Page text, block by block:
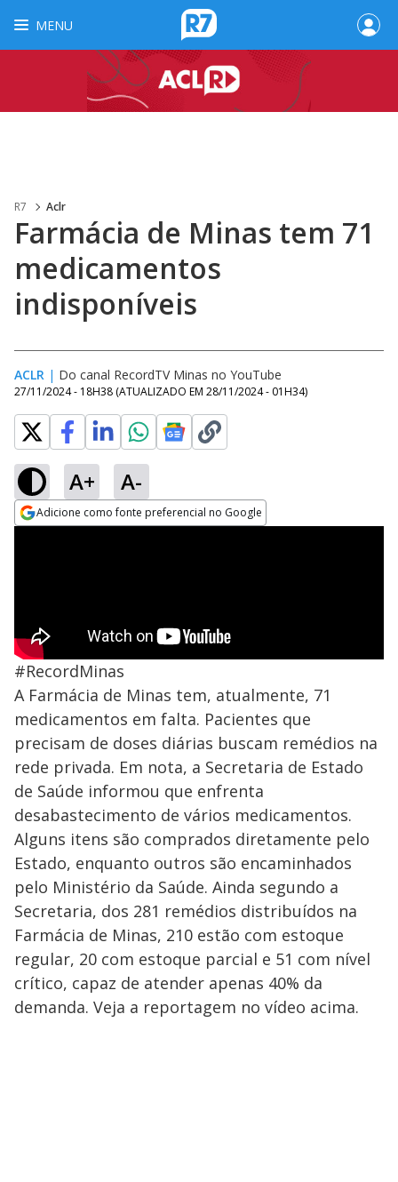
MENU
R7 Aclr
Farmácia de Minas tem 71
medicamentos
indisponíveis
ACLR | Do canal RecordTV Minas no YouTube
27/11/2024 - 18H38 (ATUALIZADO EM 28/11/2024 - 01H34)
A+ A-
Adicione como fonte preferencial no Google
#RecordMinas
A Farmácia de Minas tem, atualmente, 71
medicamentos em falta. Pacientes que
precisam de doses diárias buscam remédios na
rede privada. Em nota, a Secretaria de Estado
de Saúde informou que enfrenta
desabastecimento de vários medicamentos.
Alguns itens são comprados diretamente pelo
Estado, enquanto outros são encaminhados
pelo Ministério da Saúde. Ainda segundo a
Secretaria, dos 281 remédios distribuídos na
Farmácia de Minas, 210 estão com estoque
regular, 20 com estoque parcial e 51 com nível
crítico, capaz de atender apenas 40% da
demanda. Veja a reportagem no vídeo acima.